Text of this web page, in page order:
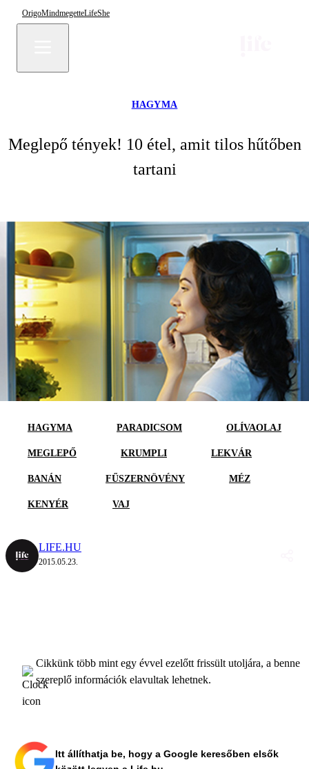
OrigoMindmegetteLifeShe
HAGYMA
Meglepő tények! 10 étel, amit tilos hűtőben
tartani
HAGYMA PARADICSOM OLÍVAOLAJ
MEGLEPŐ KRUMPLI LEKVÁR
BANÁN FŰSZERNÖVÉNY MÉZ
KENYÉR VAJ
LIFE.HU
2015.05.23.
Cikkünk több mint egy évvel ezelőtt frissült utoljára, a benne
szereplő információk elavultak lehetnek.
Itt állíthatja be, hogy a Google keresőben elsők